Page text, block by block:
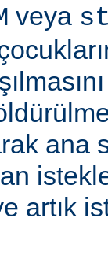
veya
ana
artık